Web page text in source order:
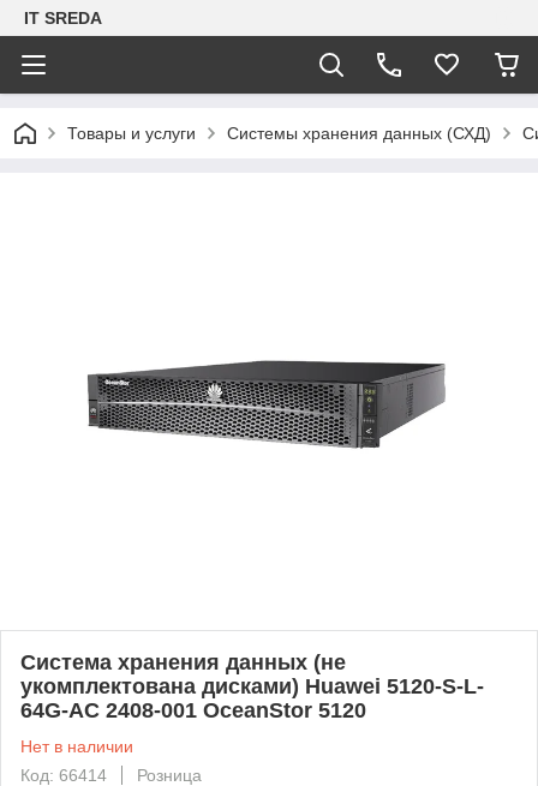
IT SREDA
Товары и услуги Системы хранения данных (СХД)
Система хранения данных (не
укомплектована дисками) Huawei 5120-S-L-
64G-AC 2408-001 OceanStor 5120
Нет в наличии
Код: 66414
Розница